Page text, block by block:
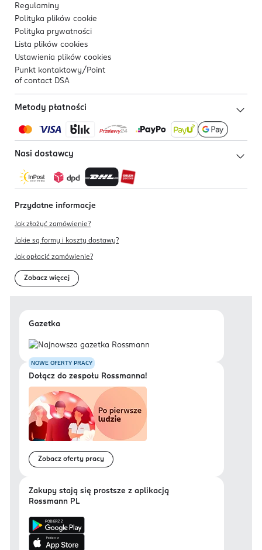
Regulaminy
Polityka plików cookie
Polityka prywatności
Lista plików cookies
Ustawienia plików cookies
Punkt kontaktowy/ Point
of contact DSA
Metody płatności
Nasi dostawcy
Przydatne informacje
Jak złożyć zamówienie?
Jakie są formy i koszty dostawy?
Jak opłacić zamówienie?
Zobacz więcej
Gazetka
NOWE OFERTY PRACY
Dołącz do zespołu Rossmanna!
Zobacz oferty pracy
Zakupy stają się prostsze z aplikacją
Rossmann PL